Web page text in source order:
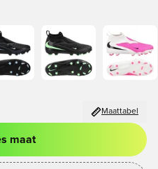
Maattabel
of je aan te melden als lid
maat